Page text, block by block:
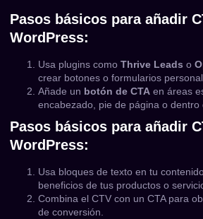
Pasos básicos para añadir
WordPress:
Usa plugins como Thrive Leads o
crear botones o formularios
Añade un botón de CTA en áreas
encabezado, pie de página o dentro
Pasos básicos para añadir
WordPress:
Usa bloques de texto en tu
beneficios de tus productos o
Combina el CTV con un CTA para
de conversión.